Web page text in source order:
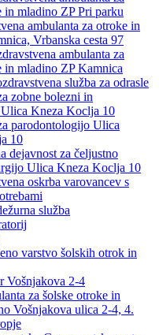
in mladino ZP Pri parku
ambulanta za otroke in
Vrbanska cesta 97
ambulanta za
in mladino ZP Kamnica
služba za odrasle
zobne bolezni in
Kneza Koclja 10
parodontologijo Ulica
10
dejavnost za čeljustno
Ulica Kneza Koclja 10
oskrba varovancev s
služba
varstvo šolskih otrok in
Vošnjakova 2-4
za šolske otroke in
Vošnjakova ulica 2-4, 4.